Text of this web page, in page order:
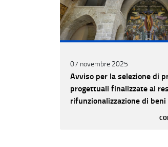
07 novembre 2025
Avviso per la selezione di
progettuali finalizzate al
rifunzionalizzazione di